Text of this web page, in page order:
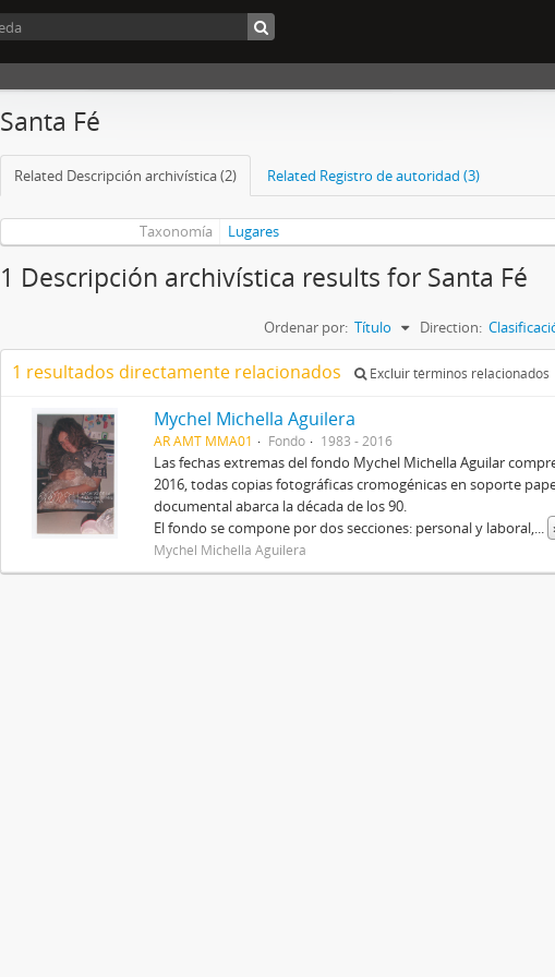
Santa Fé
Related Descripción archivística (2) Related Registro de autoridad (3)
Taxonomía Lugares
1 Descripción archivística results for Santa Fé
Ordenar por: Título Direction:
1 resultados directamente relacionados Excluir términos relacionados
Mychel Michella Aguilera
AR AMT MMA01 Fondo 1983 - 2016
Las fechas extremas del fondo Mychel Michella Aguilar
2016, todas copias fotográficas cromogénicas en soporte
documental abarca la década de los 90.
El fondo se compone por dos secciones: personal y laboral,...
Mychel Michella Aguilera